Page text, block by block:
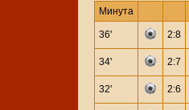
Минута
36' 2:8
34' 2:7
32' 2:6